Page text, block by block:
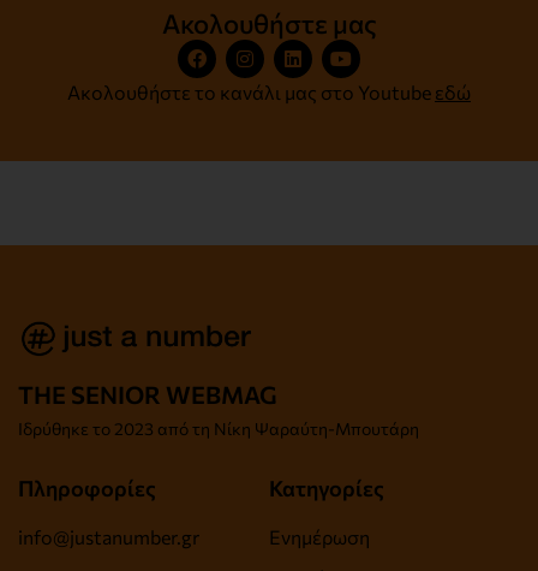
Ακολουθήστε μας
Ακολουθήστε το κανάλι μας στο Youtube εδώ
THE SENIOR WEBMAG
Iδρύθηκε το 2023 από τη Νίκη Ψαραύτη-Μπουτάρη
Πληροφορίες
info@justanumber.gr
Κατηγορίες
Ενημέρωση